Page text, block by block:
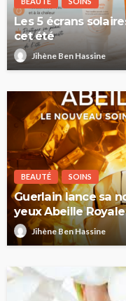
Les 5 écrans
cet été
Jihène Ben Hassine
BEAUTÉ SOINS
Guerlain lance sa
yeux Abeille Royale
Jihène Ben Hassine